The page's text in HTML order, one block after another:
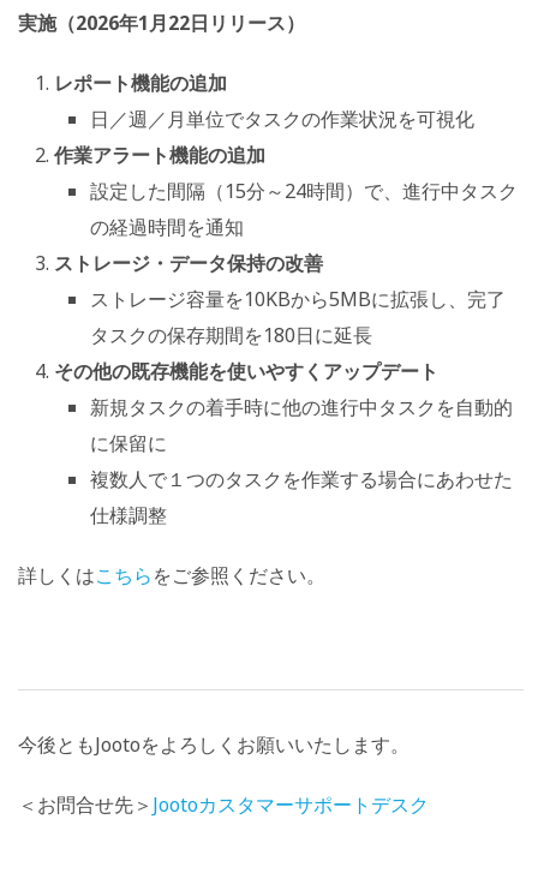
実施（2026年1月22日リリース）
レポート機能の追加
日／週／月単位でタスクの作業状況を可視化
作業アラート機能の追加
設定した間隔（15分～24時間）で、進行中タスク
の経過時間を通知
ストレージ・データ保持の改善
ストレージ容量を10KBから5MBに拡張し、完了
タスクの保存期間を180日に延長
その他の既存機能を使いやすくアップデート
新規タスクの着手時に他の進行中タスクを自動的
に保留に
複数人で１つのタスクを作業する場合にあわせた
仕様調整
詳しくはこちらをご参照ください。
今後ともJootoをよろしくお願いいたします。
＜お問合せ先＞ Jootoカスタマーサポートデスク